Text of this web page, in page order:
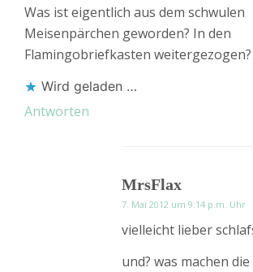
Was ist eigentlich aus dem schwulen
Meisenpärchen geworden? In den
Flamingobriefkasten
Wird geladen …
Antworten
MrsFlax
7. Mai 2012 um 9:14 p.m. Uhr
vielleicht lieber
und? was machen